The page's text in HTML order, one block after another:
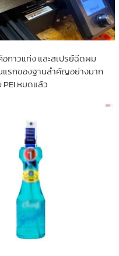
กาวแท่ง และสเปรย์ฉีดผม
แรกของฐานสำคัญอย่างมาก
หมดแล้ว